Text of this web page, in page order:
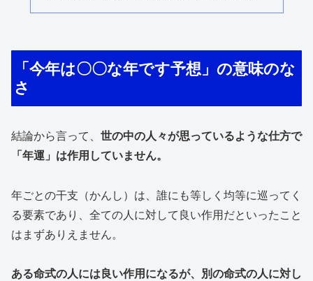
「今年は〇〇な年です予想」の意味のな
さ
結論から言って、 世の中の人々が思っているような仕方で
「年運」は作用していません。
年ごとの干支（かんし）は、誰にも等しく均等に巡ってく
る要素であり、全ての人に対して良い作用だといったこと
はまずありえません。
ある命式の人には良い作用になるが、別の命式の人に対し